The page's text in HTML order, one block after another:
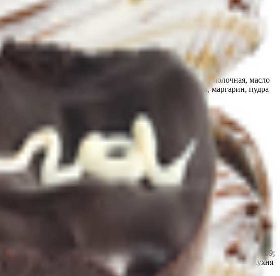
глюкозно-фруктозный, вода питьевая, сыворотка сухая молочная, масло
пищевой краситель (Е171, Е133, Е102), сахар-песок, маргарин, пудра
и внимание детей.
Доготовочный кондитерский цех «Мир продуктов №4» 247210,
обл., г. Жлобин, ул. Шоссейная, 109; Кондитерский цех ТРЦ «3
Республика Беларусь, Гомельская обл., г. Жлобин, ул. Шоссейная, 109;
Республика Беларусь, Гомельская обл., г. Жлобин, мкр.18, д. 6А; Кухня